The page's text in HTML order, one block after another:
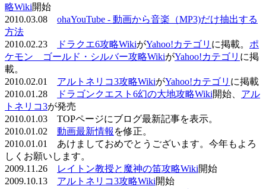
略Wiki開始
2010.03.08 ohaYouTube - 動画から音楽（MP3)だけ抽出する
方法
2010.02.23
ドラクエ6攻略WikiがYahoo!カテゴリ に掲載。 ポ
ケモン ゴールド・シルバー攻略WikiがYahoo!カテゴリ に掲
載。
2010.02.01 アルトネリコ3攻略WikiがYahoo!カテゴリ に掲載
2010.01.28
ドラゴンクエスト6幻の大地攻略Wiki開始、 アル
トネリコ3が発売
2010.01.03 TOPページにブログ最新記事を表示。
2010.01.02 動画最新情報 を修正。
2010.01.01 あけましておめでとうございます。今年もよろ
しくお願いします。
2009.11.26
レイトン教授と魔神の笛攻略Wiki開始
2009.10.13 アルトネリコ3攻略Wiki開始